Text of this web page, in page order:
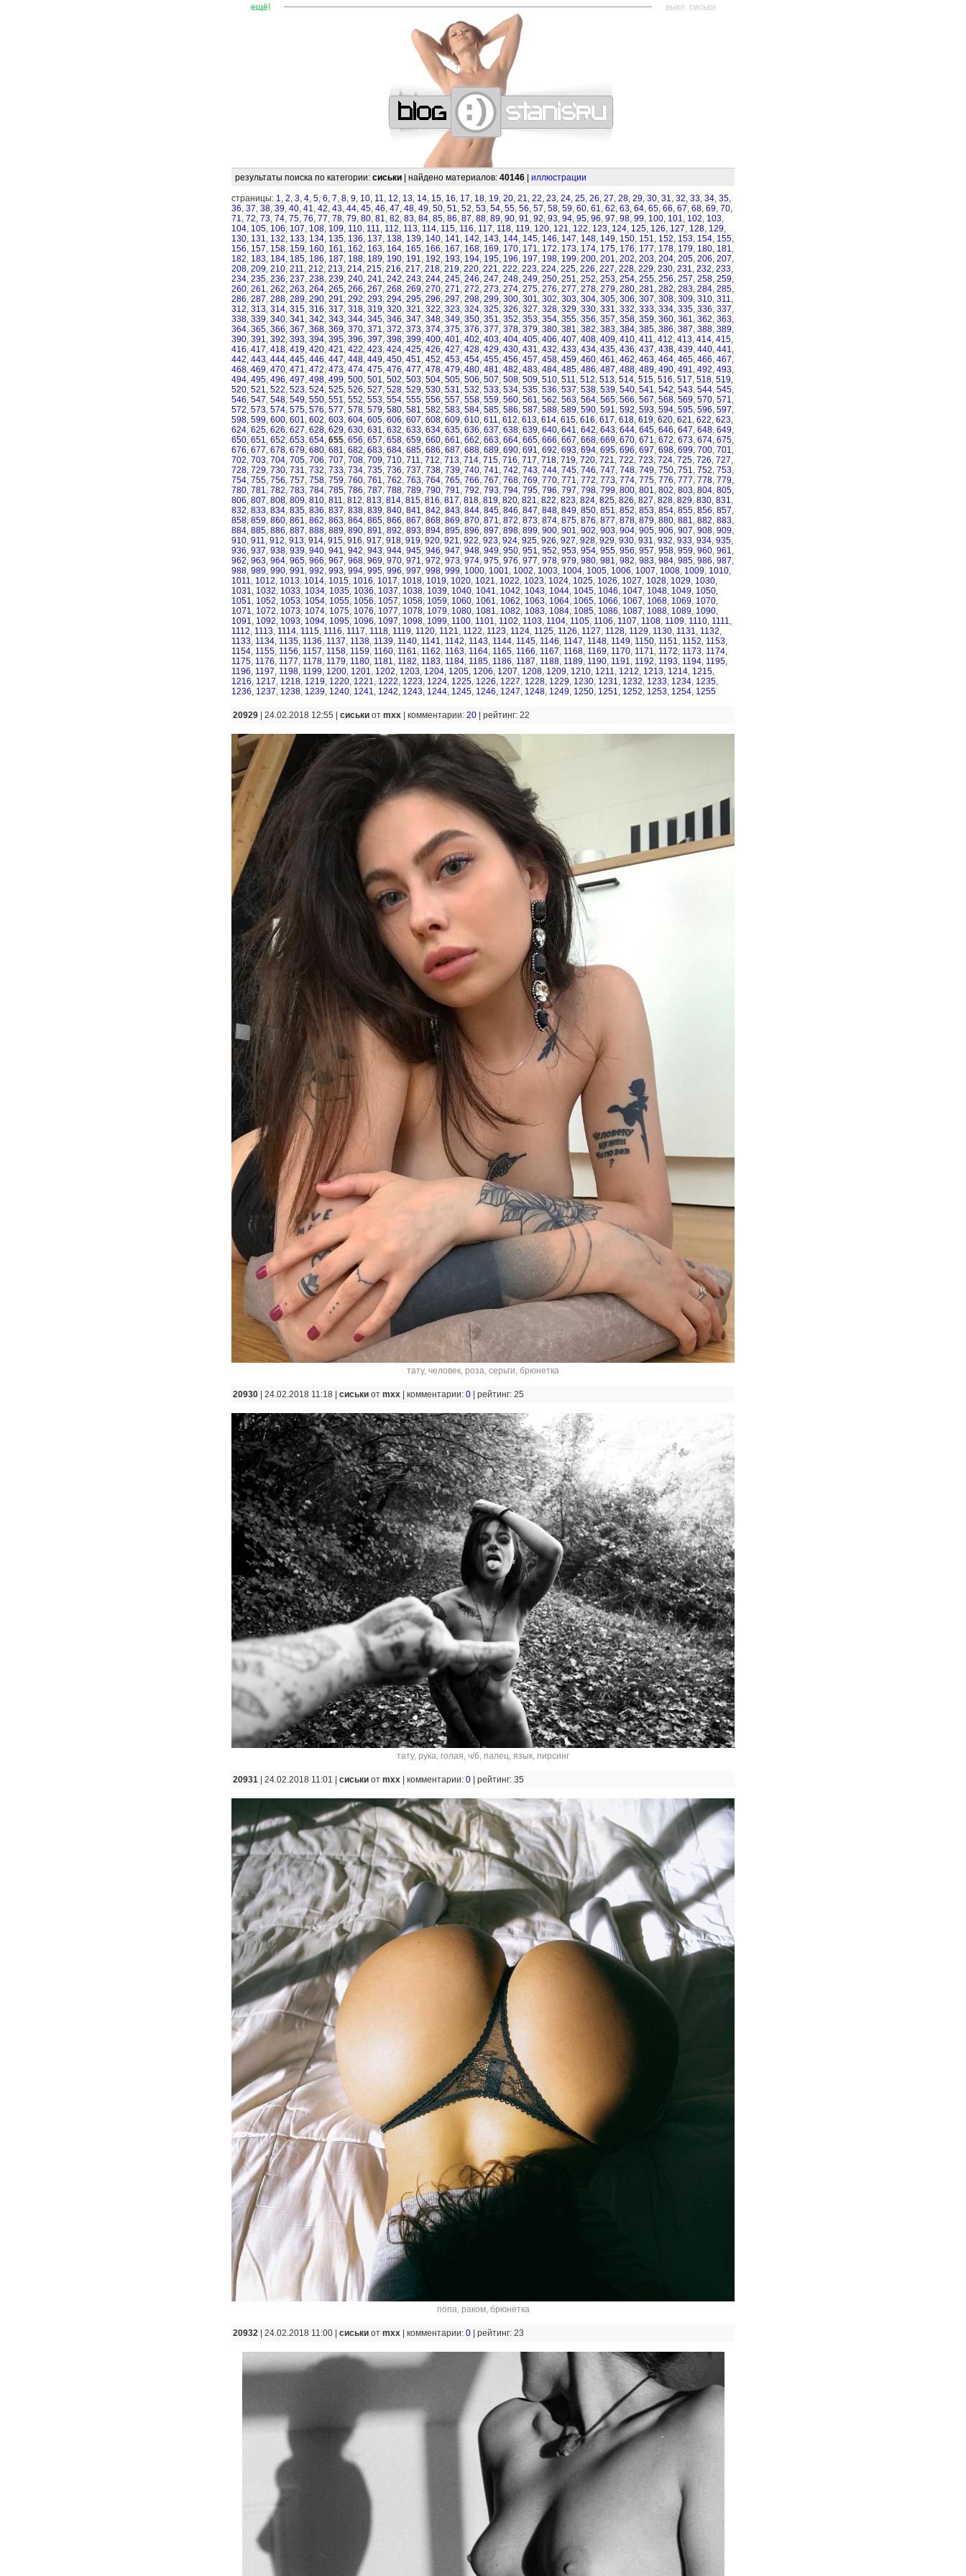
ещё! ———————————————————————————————— выкл. сиськи
результаты поиска по категории: сиськи | найдено материалов: 40146 иллюстрации
страницы: 1, 2, 3, 4, 5, 6, 7, 8, 9, 10, 11, 12, 13, 14, 15, 16, 17, 18, 19, 20, 21, 22, 23, 24, 25, 26, 27, 28, 29, 30, 31, 32, 33, 34, 35,
36, 37, 38, 39, 40, 41, 42, 43, 44, 45, 46, 47, 48, 49, 50, 51, 52, 53, 54, 55, 56, 57, 58, 59, 60, 61, 62, 63, 64, 65, 66, 67, 68, 69, 70,
71, 72, 73, 74, 75, 76, 77, 78, 79, 80, 81, 82, 83, 84, 85, 86, 87, 88, 89, 90, 91, 92, 93, 94, 95, 96, 97, 98, 99, 100, 101, 102, 103,
104, 105, 106, 107, 108, 109, 110, 111, 112, 113, 114, 115, 116, 117, 118, 119, 120, 121, 122, 123, 124, 125, 126, 127, 128, 129,
130, 131, 132, 133, 134, 135, 136, 137, 138, 139, 140, 141, 142, 143, 144, 145, 146, 147, 148, 149, 150, 151, 152, 153, 154, 155,
156, 157, 158, 159, 160, 161, 162, 163, 164, 165, 166, 167, 168, 169, 170, 171, 172, 173, 174, 175, 176, 177, 178, 179, 180, 181,
182, 183, 184, 185, 186, 187, 188, 189, 190, 191, 192, 193, 194, 195, 196, 197, 198, 199, 200, 201, 202, 203, 204, 205, 206, 207,
208, 209, 210, 211, 212, 213, 214, 215, 216, 217, 218, 219, 220, 221, 222, 223, 224, 225, 226, 227, 228, 229, 230, 231, 232, 233,
234, 235, 236, 237, 238, 239, 240, 241, 242, 243, 244, 245, 246, 247, 248, 249, 250, 251, 252, 253, 254, 255, 256, 257, 258, 259,
260, 261, 262, 263, 264, 265, 266, 267, 268, 269, 270, 271, 272, 273, 274, 275, 276, 277, 278, 279, 280, 281, 282, 283, 284, 285,
286, 287, 288, 289, 290, 291, 292, 293, 294, 295, 296, 297, 298, 299, 300, 301, 302, 303, 304, 305, 306, 307, 308, 309, 310, 311,
312, 313, 314, 315, 316, 317, 318, 319, 320, 321, 322, 323, 324, 325, 326, 327, 328, 329, 330, 331, 332, 333, 334, 335, 336, 337,
338, 339, 340, 341, 342, 343, 344, 345, 346, 347, 348, 349, 350, 351, 352, 353, 354, 355, 356, 357, 358, 359, 360, 361, 362, 363,
364, 365, 366, 367, 368, 369, 370, 371, 372, 373, 374, 375, 376, 377, 378, 379, 380, 381, 382, 383, 384, 385, 386, 387, 388, 389,
390, 391, 392, 393, 394, 395, 396, 397, 398, 399, 400, 401, 402, 403, 404, 405, 406, 407, 408, 409, 410, 411, 412, 413, 414, 415,
416, 417, 418, 419, 420, 421, 422, 423, 424, 425, 426, 427, 428, 429, 430, 431, 432, 433, 434, 435, 436, 437, 438, 439, 440, 441,
442, 443, 444, 445, 446, 447, 448, 449, 450, 451, 452, 453, 454, 455, 456, 457, 458, 459, 460, 461, 462, 463, 464, 465, 466, 467,
468, 469, 470, 471, 472, 473, 474, 475, 476, 477, 478, 479, 480, 481, 482, 483, 484, 485, 486, 487, 488, 489, 490, 491, 492, 493,
494, 495, 496, 497, 498, 499, 500, 501, 502, 503, 504, 505, 506, 507, 508, 509, 510, 511, 512, 513, 514, 515, 516, 517, 518, 519,
520, 521, 522, 523, 524, 525, 526, 527, 528, 529, 530, 531, 532, 533, 534, 535, 536, 537, 538, 539, 540, 541, 542, 543, 544, 545,
546, 547, 548, 549, 550, 551, 552, 553, 554, 555, 556, 557, 558, 559, 560, 561, 562, 563, 564, 565, 566, 567, 568, 569, 570, 571,
572, 573, 574, 575, 576, 577, 578, 579, 580, 581, 582, 583, 584, 585, 586, 587, 588, 589, 590, 591, 592, 593, 594, 595, 596, 597,
598, 599, 600, 601, 602, 603, 604, 605, 606, 607, 608, 609, 610, 611, 612, 613, 614, 615, 616, 617, 618, 619, 620, 621, 622, 623,
624, 625, 626, 627, 628, 629, 630, 631, 632, 633, 634, 635, 636, 637, 638, 639, 640, 641, 642, 643, 644, 645, 646, 647, 648, 649,
650, 651, 652, 653, 654, 655, 656, 657, 658, 659, 660, 661, 662, 663, 664, 665, 666, 667, 668, 669, 670, 671, 672, 673, 674, 675,
676, 677, 678, 679, 680, 681, 682, 683, 684, 685, 686, 687, 688, 689, 690, 691, 692, 693, 694, 695, 696, 697, 698, 699, 700, 701,
702, 703, 704, 705, 706, 707, 708, 709, 710, 711, 712, 713, 714, 715, 716, 717, 718, 719, 720, 721, 722, 723, 724, 725, 726, 727,
728, 729, 730, 731, 732, 733, 734, 735, 736, 737, 738, 739, 740, 741, 742, 743, 744, 745, 746, 747, 748, 749, 750, 751, 752, 753,
754, 755, 756, 757, 758, 759, 760, 761, 762, 763, 764, 765, 766, 767, 768, 769, 770, 771, 772, 773, 774, 775, 776, 777, 778, 779,
780, 781, 782, 783, 784, 785, 786, 787, 788, 789, 790, 791, 792, 793, 794, 795, 796, 797, 798, 799, 800, 801, 802, 803, 804, 805,
806, 807, 808, 809, 810, 811, 812, 813, 814, 815, 816, 817, 818, 819, 820, 821, 822, 823, 824, 825, 826, 827, 828, 829, 830, 831,
832, 833, 834, 835, 836, 837, 838, 839, 840, 841, 842, 843, 844, 845, 846, 847, 848, 849, 850, 851, 852, 853, 854, 855, 856, 857,
858, 859, 860, 861, 862, 863, 864, 865, 866, 867, 868, 869, 870, 871, 872, 873, 874, 875, 876, 877, 878, 879, 880, 881, 882, 883,
884, 885, 886, 887, 888, 889, 890, 891, 892, 893, 894, 895, 896, 897, 898, 899, 900, 901, 902, 903, 904, 905, 906, 907, 908, 909,
910, 911, 912, 913, 914, 915, 916, 917, 918, 919, 920, 921, 922, 923, 924, 925, 926, 927, 928, 929, 930, 931, 932, 933, 934, 935,
936, 937, 938, 939, 940, 941, 942, 943, 944, 945, 946, 947, 948, 949, 950, 951, 952, 953, 954, 955, 956, 957, 958, 959, 960, 961,
962, 963, 964, 965, 966, 967, 968, 969, 970, 971, 972, 973, 974, 975, 976, 977, 978, 979, 980, 981, 982, 983, 984, 985, 986, 987,
988, 989, 990, 991, 992, 993, 994, 995, 996, 997, 998, 999, 1000, 1001, 1002, 1003, 1004, 1005, 1006, 1007, 1008, 1009, 1010,
1011, 1012, 1013, 1014, 1015, 1016, 1017, 1018, 1019, 1020, 1021, 1022, 1023, 1024, 1025, 1026, 1027, 1028, 1029, 1030,
1031, 1032, 1033, 1034, 1035, 1036, 1037, 1038, 1039, 1040, 1041, 1042, 1043, 1044, 1045, 1046, 1047, 1048, 1049, 1050,
1051, 1052, 1053, 1054, 1055, 1056, 1057, 1058, 1059, 1060, 1061, 1062, 1063, 1064, 1065, 1066, 1067, 1068, 1069, 1070,
1071, 1072, 1073, 1074, 1075, 1076, 1077, 1078, 1079, 1080, 1081, 1082, 1083, 1084, 1085, 1086, 1087, 1088, 1089, 1090,
1091, 1092, 1093, 1094, 1095, 1096, 1097, 1098, 1099, 1100, 1101, 1102, 1103, 1104, 1105, 1106, 1107, 1108, 1109, 1110, 1111,
1112, 1113, 1114, 1115, 1116, 1117, 1118, 1119, 1120, 1121, 1122, 1123, 1124, 1125, 1126, 1127, 1128, 1129, 1130, 1131, 1132,
1133, 1134, 1135, 1136, 1137, 1138, 1139, 1140, 1141, 1142, 1143, 1144, 1145, 1146, 1147, 1148, 1149, 1150, 1151, 1152, 1153,
1154, 1155, 1156, 1157, 1158, 1159, 1160, 1161, 1162, 1163, 1164, 1165, 1166, 1167, 1168, 1169, 1170, 1171, 1172, 1173, 1174,
1175, 1176, 1177, 1178, 1179, 1180, 1181, 1182, 1183, 1184, 1185, 1186, 1187, 1188, 1189, 1190, 1191, 1192, 1193, 1194, 1195,
1196, 1197, 1198, 1199, 1200, 1201, 1202, 1203, 1204, 1205, 1206, 1207, 1208, 1209, 1210, 1211, 1212, 1213, 1214, 1215,
1216, 1217, 1218, 1219, 1220, 1221, 1222, 1223, 1224, 1225, 1226, 1227, 1228, 1229, 1230, 1231, 1232, 1233, 1234, 1235,
1236, 1237, 1238, 1239, 1240, 1241, 1242, 1243, 1244, 1245, 1246, 1247, 1248, 1249, 1250, 1251, 1252, 1253, 1254, 1255
20929 | 24.02.2018 12:55 | сиськи от mxx комментарии: 20 рейтинг: 22
тату, человек, роза, серьги, брюнетка
20930 | 24.02.2018 11:18 | сиськи от mxx комментарии: 0 рейтинг: 25
тату, рука, голая, ч/б, палец, язык, пирсинг
20931 | 24.02.2018 11:01 | сиськи от mxx комментарии: 0 рейтинг: 35
попа, раком, брюнетка
20932 | 24.02.2018 11:00 | сиськи от mxx комментарии: 0 рейтинг: 23